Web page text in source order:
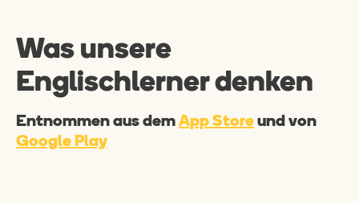
Was unsere
Englischlerner denken
Entnommen aus dem App Store und von
Google Play